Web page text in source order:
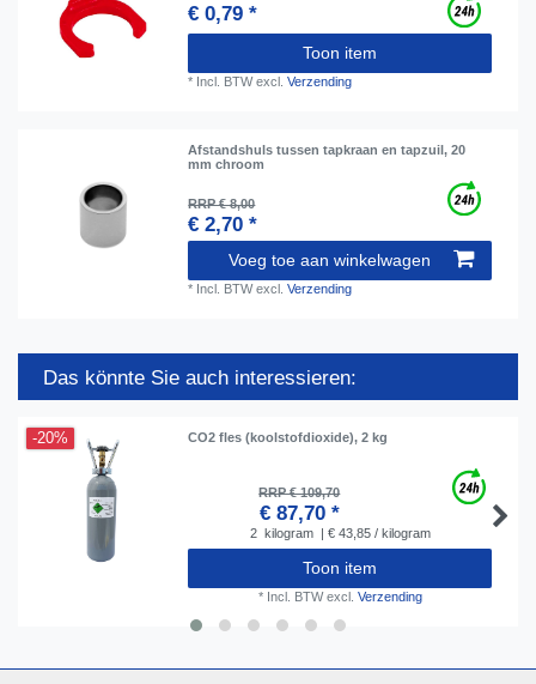
€ 0,79 *
Toon item
* Incl. BTWexcl.Verzending
Afstandshuls tussen tapkraan en tapzuil, 20
mm chroom
RRP € 8,00
€ 2,70 *
Voeg toe aan winkelwagen
* Incl. BTWexcl.Verzending
Das könnte Sie auch interessieren:
-20% CO2 fles (koolstofdioxide), 2 kg
RRP € 109,70
€ 87,70 *
2 kilogram | € 43,85 / kilogram
Toon item
* Incl. BTWexcl. Verzending